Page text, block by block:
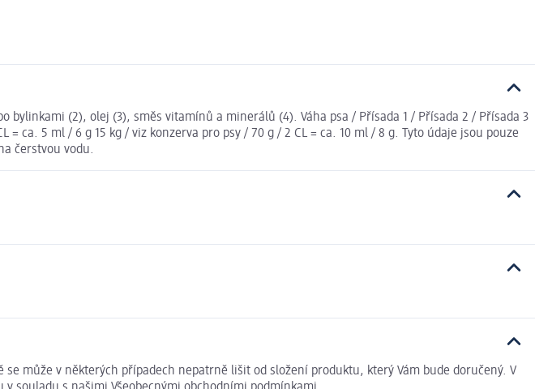
bylinkami (2), olej (3), směs vitamínů a minerálů (4). Váha psa / Přísada 1 / Přísada 2 / Přísada 3
ca. 5 ml / 6 g 15 kg / viz konzerva pro psy / 70 g / 2 CL = ca. 10 ml / 8 g. Tyto údaje jsou pouze
čerstvou vodu.
může v některých případech nepatrně lišit od složení produktu, který Vám bude doručený. V